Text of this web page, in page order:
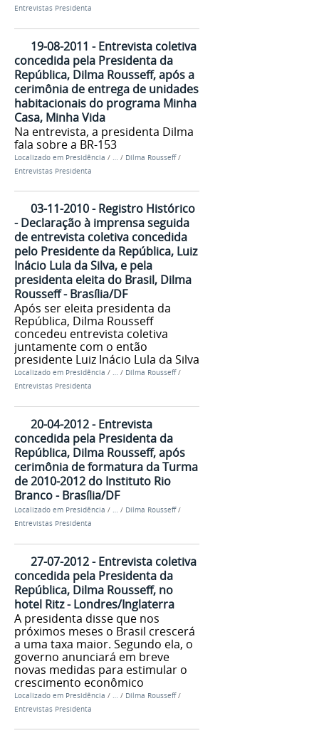
Entrevistas Presidenta
19-08-2011 - Entrevista coletiva
concedida pela Presidenta da
República, Dilma Rousseff, após a
cerimônia de entrega de unidades
habitacionais do programa Minha
Casa, Minha Vida
Na entrevista, a presidenta Dilma
fala sobre a BR-153
Localizado em Presidência / / Dilma Rousseff /
Entrevistas Presidenta
03-11-2010 - Registro Histórico
- Declaração à imprensa seguida
de entrevista coletiva concedida
pelo Presidente da República, Luiz
Inácio Lula da Silva, e pela
presidenta eleita do Brasil, Dilma
Rousseff - Brasília/DF
Após ser eleita presidenta da
República, Dilma Rousseff
concedeu entrevista coletiva
juntamente com o então
presidente Luiz Inácio Lula da Silva
Localizado em Presidência / … / Dilma Rousseff /
Entrevistas Presidenta
20-04-2012 - Entrevista
concedida pela Presidenta da
República, Dilma Rousseff, após
cerimônia de formatura da Turma
de 2010-2012 do Instituto Rio
Branco - Brasília/DF
Localizado em Presidência / … / Dilma Rousseff /
Entrevistas Presidenta
27-07-2012 - Entrevista coletiva
concedida pela Presidenta da
República, Dilma Rousseff, no
hotel Ritz - Londres/Inglaterra
A presidenta disse que nos
próximos meses o Brasil crescerá
a uma taxa maior. Segundo ela, o
governo anunciará em breve
novas medidas para estimular o
crescimento econômico
Localizado em Presidência / … / Dilma Rousseff /
Entrevistas Presidenta